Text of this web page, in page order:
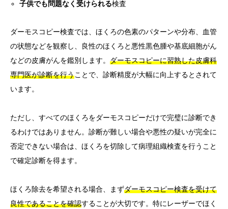
子供でも問題なく受けられる検査
ダーモスコピー検査では、ほくろの色素のパターンや分布、血管
の状態などを観察し、良性のほくろと悪性黒色腫や基底細胞がん
などの皮膚がんを鑑別します。 ダーモスコピーに習熟した皮膚科
専門医が診断を行うことで、診断精度が大幅に向上するとされて
います。
ただし、すべてのほくろをダーモスコピーだけで完璧に診断でき
るわけではありません。診断が難しい場合や悪性の疑いが完全に
否定できない場合は、ほくろを切除して病理組織検査を行うこと
で確定診断を得ます。
ほくろ除去を希望される場合、まずダーモスコピー検査を受けて
良性であることを確認することが大切です。特にレーザーでほく